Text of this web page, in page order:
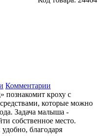
Комментарии
познакомит кроху с
которые можно
Задача малыша -
собственное место.
благодаря